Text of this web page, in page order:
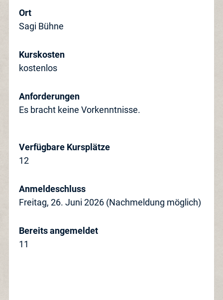
Ort
Sagi Bühne
Kurskosten
kostenlos
Anforderungen
Es bracht keine Vorkenntnisse.
Verfügbare Kursplätze
12
Anmeldeschluss
Freitag, 26. Juni 2026 (Nachmeldung möglich)
Bereits angemeldet
11